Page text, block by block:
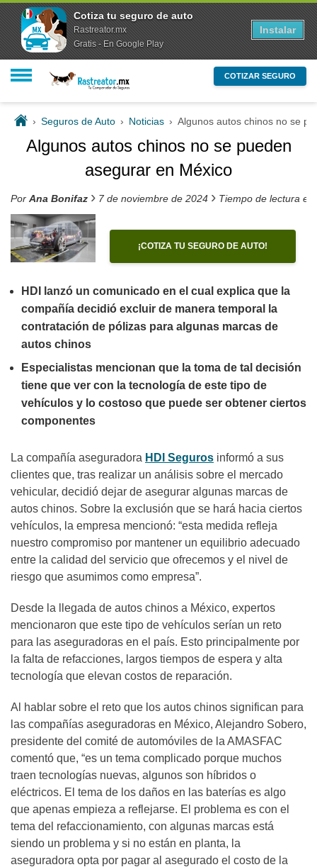
COTIZAR SEGURO
› Seguros de Auto › Noticias › Algunos autos chinos no se
Algunos autos chinos no se pueden
asegurar en México
Por Ana Bonifaz › 7 de noviembre de 2024 › Tiempo de lectura
¡COTIZA TU SEGURO DE AUTO!
HDI lanzó un comunicado en el cual explica que la
compañía decidió excluir de manera temporal la
contratación de pólizas para algunas marcas de
autos chinos
Especialistas mencionan que la toma de tal decisión
tiene que ver con la tecnología de este tipo de
vehículos y lo costoso que puede ser obtener ciertos
componentes
La compañía aseguradora HDI Seguros informó a sus
clientes que, tras realizar un análisis sobre el mercado
vehicular, decidió dejar de asegurar algunas marcas de
autos chinos. Sobre la exclusión que se hará hacia ciertos
vehículos, la empresa mencionó: “esta medida refleja
nuestro compromiso por mantener un equilibrio adecuado
entre la calidad del servicio que ofrecemos y el nivel de
riesgo que asumimos como empresa”.
Desde la llegada de autos chinos a México, expertos
mencionaron que este tipo de vehículos serían un reto
para las aseguradoras en el país. Esto principalmente por
la falta de refacciones, largos tiempos de espera y alta
tecnología que elevan costos de reparación.
Al hablar sobre el reto que los autos chinos significan para
las compañías aseguradoras en México, Alejandro Sobero,
presidente del comité de automóviles de la AMASFAC
comentó que, “es un tema complicado porque muchos
traen tecnologías nuevas, algunos son híbridos o
eléctricos. El tema de los daños en las baterías es algo
que apenas empieza a reflejarse. El problema es con el
tema del refaccionamiento, con algunas marcas está
siendo un problema y si no están en planta, la
aseguradora opta por pagar al asegurado el costo de la
Cotiza tu seguro de auto
Rastreator.mx
Gratis - En Google Play
Instalar